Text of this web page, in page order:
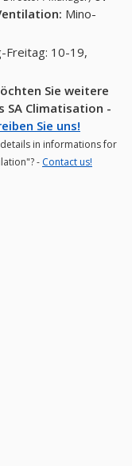
: Mino-
Freitag: 10-19,
Sie weitere
SA Climatisation -
Sie uns!
in informations for
- Contact us!